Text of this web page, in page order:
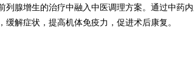
列腺增生的治疗中融入中医调理方案。通过中药
解症状，提高机体免疫力，促进术后康复。